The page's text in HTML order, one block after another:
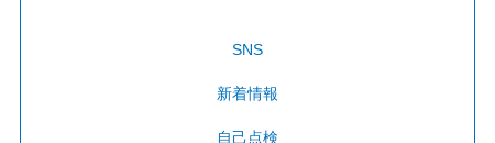
SNS
新着情報
自己点検